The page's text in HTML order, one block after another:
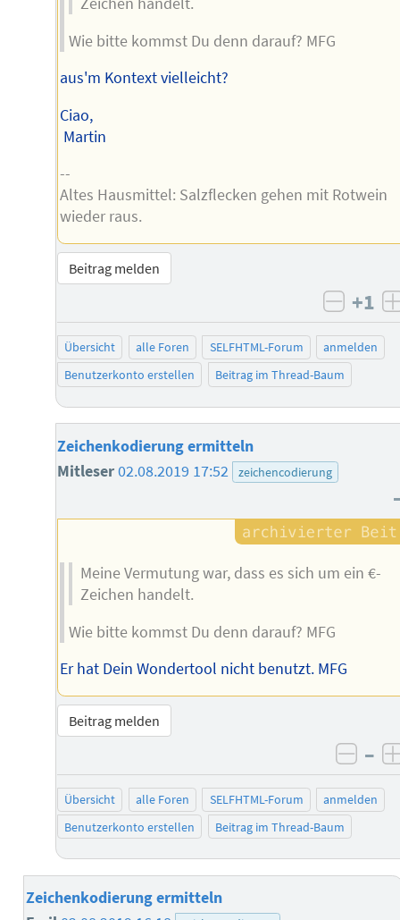
Wie bitte kommst Du denn darauf? MFG
aus'm Kontext vielleicht?
Ciao,
Martin
--
Altes Hausmittel: Salzflecken gehen mit Rotwein
wieder raus.
Beitrag melden
+1
Übersicht alle Foren SELFHTML-Forum
anmelden
Benutzerkonto erstellen
Beitrag im Thread-Baum
Zeichenkodierung ermitteln
Mitleser02.08.2019 17:52 zeichencodierung
Meine Vermutung war, dass es sich um ein €-
Zeichen handelt.
Wie bitte kommst Du denn darauf? MFG
Er hat Dein Wondertool nicht benutzt. MFG
Beitrag melden
–
Übersicht alle Foren SELFHTML-Forum
anmelden
Benutzerkonto erstellen
Beitrag im Thread-Baum
Zeichenkodierung ermitteln